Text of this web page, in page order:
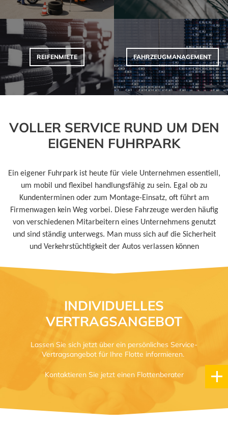
REIFENMIETE FAHRZEUGMANAGEMENT
VOLLER SERVICE RUND UM DEN
EIGENEN FUHRPARK
Ein eigener Fuhrpark ist heute für viele Unternehmen essentiell,
um mobil und flexibel handlungsfähig zu sein. Egal ob zu
Kundenterminen oder zum Montage-Einsatz, oft führt am
Firmenwagen kein Weg vorbei. Diese Fahrzeuge werden häufig
von verschiedenen Mitarbeitern eines Unternehmens genutzt
und sind ständig unterwegs. Man muss sich auf die Sicherheit
und Verkehrstüchtigkeit der Autos verlassen können
INDIVIDUELLES
VERTRAGSANGEBOT
Lassen Sie sich jetzt über ein persönliches Service-
Vertragsangebot für Ihre Flotte informieren.
Kontaktieren Sie jetzt einen Flottenberater